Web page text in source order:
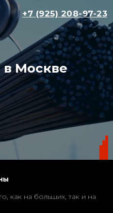
+7 (925) 208-97-23
Москве
как на больших, так и на